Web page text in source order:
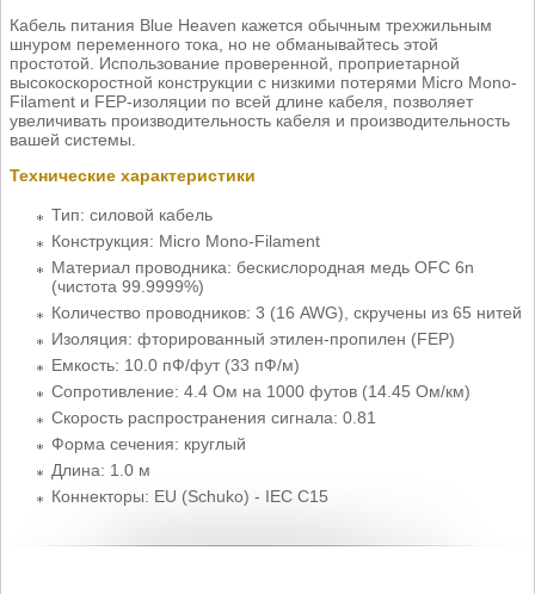
Кабель питания Blue Heaven кажется обычным трехжильным
шнуром переменного тока, но не обманывайтесь этой
простотой. Использование проверенной, проприетарной
высокоскоростной конструкции с низкими потерями Micro Mono-
Filament и FEP-изоляции по всей длине кабеля, позволяет
увеличивать производительность кабеля и производительность
вашей системы.
Технические характеристики
Тип: силовой кабель
Конструкция: Micro Mono-Filament
Материал проводника: бескислородная медь ОFС 6n
(чистота 99.9999%)
Количество проводников: 3 (16 AWG), скручены из 65 нитей
Изоляция: фторированный этилен-пропилен (FEP)
Емкость: 10.0 пФ/фут (33 пФ/м)
Сопротивление: 4.4 Ом на 1000 футов (14.45 Ом/км)
Скорость распространения сигнала: 0.81
Форма сечения: круглый
Длина: 1.0 м
Коннекторы: EU (Schuko) - IEC С15